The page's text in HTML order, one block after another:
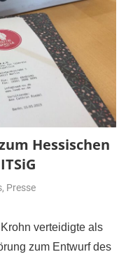
Hessischen
, Presse
verteidigte als
zum Entwurf des